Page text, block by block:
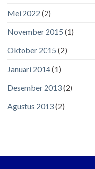
Mei 2022 (2)
November 2015 (1)
Oktober 2015 (2)
Januari 2014(1)
Desember 2013(2)
Agustus 2013(2)